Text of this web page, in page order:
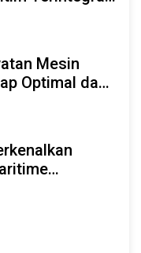
di Indonesia
Mesin
Optimal dan
AI dan IoT